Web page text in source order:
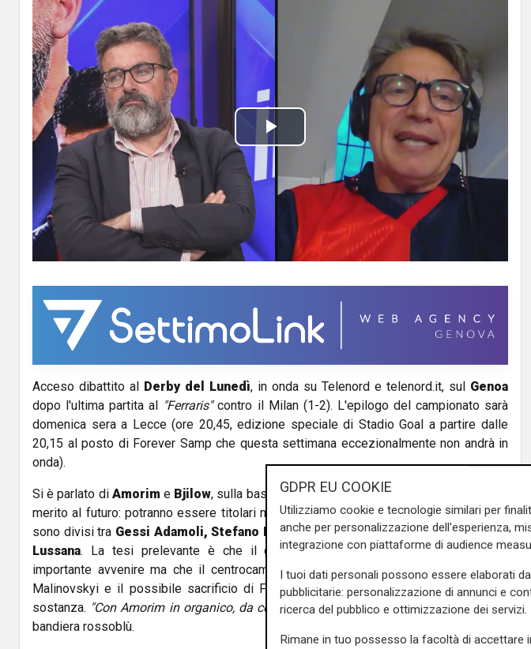
P
l
V
e
o
Acceso dibattito al Derby del Lunedì, in onda su Telenord e telenord.it, sul Genoa
dopo l'ultima partita al "Ferraris"contro il Milan (1-2). L'epilogo del campionato sarà
domenica sera a Lecce (ore 20,45, edizione speciale di Stadio Goal a partire dalle
20,15 al posto di Forever Samp che questa settimana eccezionalmente non andrà in
onda).
Si è parlato di Amorim e Bjilow, sulla base del sondaggio social lanciato tra i tifosi in
merito al futuro: potranno essere titolari nella squadra del prossimo anno? I pareri si
sono divisi tra Gessi Adamoli, Stefano Eranio, Salvatore Soviero, Massimiliano
Lussana. La tesi prelevante è che il giovane brasiliano sia un talento con un
importante avvenire ma che il centrocampo rossoblù, considerato anche l'addio di
Malinovskyi e il possibile sacrificio di Frendrup sul mercato, abbia bisogno di più
sostanza. "Con Amorim in organico, da continuare a coltivare", ha specificato Eranio,
bandiera rossoblù.
GDPR EU COOKIE
Utilizziamo cookie e tecnologie similari per
anche per personalizzazione dell'esperienza,
integrazione con piattaforme di audience
I tuoi dati personali possono essere elaborati
pubblicitarie: personalizzazione di annunci e
ricerca del pubblico e ottimizzazione dei servizi.
Rimane in tuo possesso la facoltà di accettare